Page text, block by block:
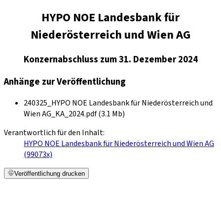
HYPO NOE Landesbank für
Niederösterreich und Wien AG
Konzernabschluss zum 31. Dezember 2024
Anhänge zur Veröffentlichung
240325_HYPO NOE Landesbank für Niederösterreich und
Wien AG_KA_2024.pdf (3.1 Mb)
Verantwortlich für den Inhalt:
HYPO NOE Landesbank für Niederösterreich und Wien AG
(99073x)
Veröffentlichung drucken